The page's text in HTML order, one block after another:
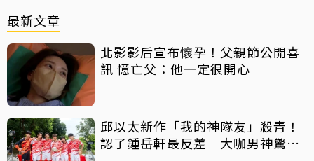
最新文章
北影影后宣布懷孕！父親節公開喜
訊 憶亡父：他一定很開心
邱以太新作「我的神隊友」殺青！
認了鍾岳軒最反差 大咖男神驚喜